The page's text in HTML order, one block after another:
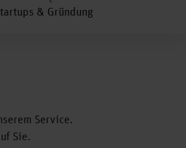
& Gründung
Service.
Sie.